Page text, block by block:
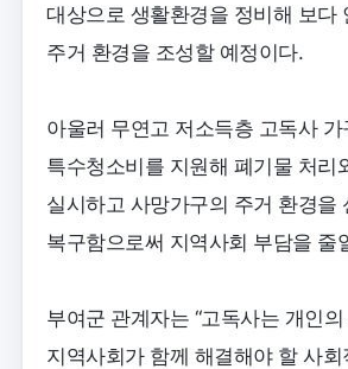
대상으로 생활환경을 정비해 보다
주거 환경을 조성할 예정이다.
아울러 무연고 저소득층 고독사 가
특수청소비를 지원해 폐기물 처리
실시하고 사망가구의 주거 환경을
복구함으로써 지역사회 부담을 줄
부여군 관계자는 “고독사는 개인
지역사회가 함께 해결해야 할 사회